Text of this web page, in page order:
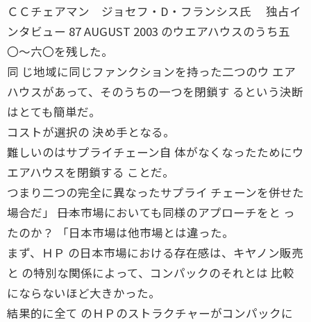
ＣＣチェアマン ジョセフ・D・フランシス氏 独占イ
ンタビュー 87 AUGUST 2003 のウエアハウスのうち五
〇〜六〇を残した。
同 じ地域に同じファンクションを持った二つのウ エア
ハウスがあって、そのうちの一つを閉鎖す るという決断
はとても簡単だ。
コストが選択の 決め手となる。
難しいのはサプライチェーン自 体がなくなったためにウ
エアハウスを閉鎖する ことだ。
つまり二つの完全に異なったサプライ チェーンを併せた
場合だ」 ――日本市場においても同様のアプローチをと っ
たのか？ 「日本市場は他市場とは違った。
まず、ＨＰ の日本市場における存在感は、キヤノン販売
と の特別な関係によって、コンパックのそれとは 比較
にならないほど大きかった。
結果的に全て のＨＰのストラクチャーがコンパックに